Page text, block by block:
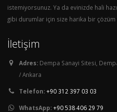
istemiyorsunuz. Ya da evinizde hali
gibi durumlar için size harika bir çözüm
İletişim
Adres: Dempa Sanayi Sitesi,
/ Ankara
Telefon:+90 312 397 03 03
WhatsApp:+90 538 406 29 79